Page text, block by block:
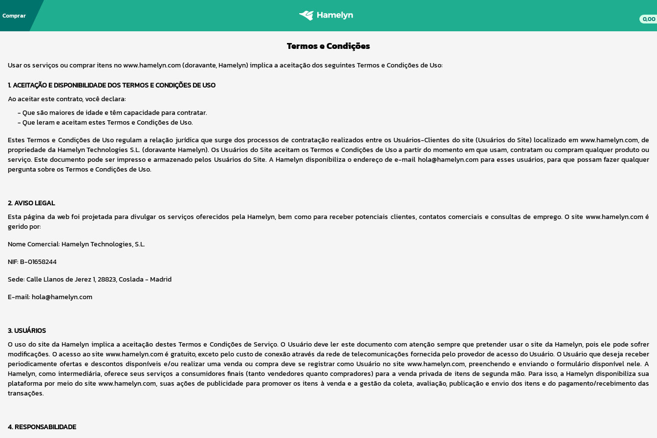
Comprar 0,00
Termos e Condições
Usar os serviços ou comprar itens no www.hamelyn.com (doravante, Hamelyn) implica a aceitação dos seguintes Termos e Condições de Uso:
1.ACEITAÇÃO E DISPONIBILIDADE DOS TERMOS E CONDIÇÕES DE USO
Ao aceitar este contrato, você declara:
- Que são maiores de idade e têm capacidade para contratar.
- Que leram e aceitam estes Termos e Condições de Uso.
Estes Termos e Condições de Uso regulam a relação jurídica que surge dos processos de contratação realizados entre os Usuários-Clientes do site (Usuários do Site) localizado em www.hamelyn.com, de
propriedade da Hamelyn Technologies S.L. (doravante Hamelyn). Os Usuários do Site aceitam os Termos e Condições de Uso a partir do momento em que usam, contratam ou compram qualquer produto ou
serviço. Este documento pode ser impresso e armazenado pelos Usuários do Site. A Hamelyn disponibiliza o endereço de e-mail hola@hamelyn.com para esses usuários, para que possam fazer qualquer
pergunta sobre os Termos e Condições de Uso.
2.AVISO LEGAL
Esta página da web foi projetada para divulgar os serviços oferecidos pela Hamelyn, bem como para receber potenciais clientes, contatos comerciais e consultas de emprego. O site www.hamelyn.com é
gerido por:
Nome Comercial: Hamelyn Technologies, S.L.
NIF: B-01658244
Sede: Calle Llanos de Jerez 1, 28823, Coslada - Madrid
E-mail: hola@hamelyn.com
3.USUÁRIOS
O uso do site da Hamelyn implica a aceitação destes Termos e Condições de Serviço. O Usuário deve ler este documento com atenção sempre que pretender usar o site da Hamelyn, pois ele pode sofrer
modificações. O acesso ao site www.hamelyn.com é gratuito, exceto pelo custo de conexão através da rede de telecomunicações fornecida pelo provedor de acesso do Usuário. O Usuário que deseja receber
periodicamente ofertas e descontos disponíveis e/ou realizar uma venda ou compra deve se registrar como Usuário no site www.hamelyn.com, preenchendo e enviando o formulário disponível nele. A
Hamelyn, como intermediária, oferece seus serviços a consumidores finais (tanto vendedores quanto compradores) para a venda privada de itens de segunda mão. Para isso, a Hamelyn disponibiliza sua
plataforma por meio do site www.hamelyn.com, suas ações de publicidade para promover os itens à venda e a gestão da coleta, avaliação, publicação e envio dos itens e do pagamento/recebimento das
transações.
4.RESPONSABILIDADE